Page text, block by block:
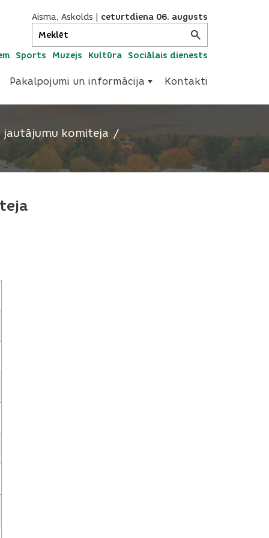
Aisma, Askolds ceturtdiena 06. augusts
Sports Muzejs Kultūra Sociālais dienests
Pakalpojumi un informācija Kontakti
komiteja